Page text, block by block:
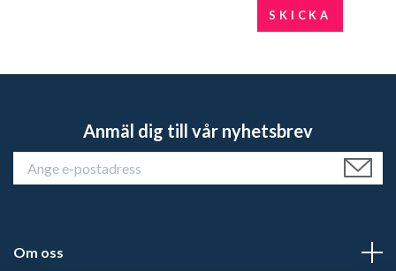
SKICKA
Anmäl dig till vår nyhetsbrev
Om oss